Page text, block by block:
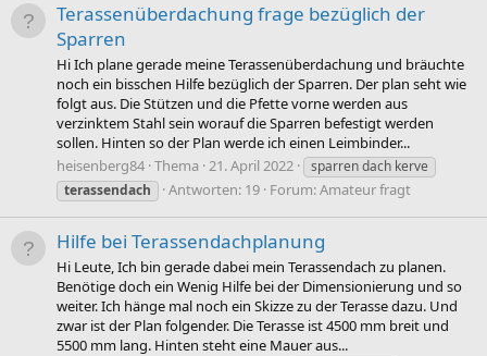
Terassenüberdachung frage bezüglich der
Sparren
Hi Ich plane gerade meine Terassenüberdachung und bräuchte
noch ein bisschen Hilfe bezüglich der Sparren. Der plan seht wie
folgt aus. Die Stützen und die Pfette vorne werden aus
verzinktem Stahl sein worauf die Sparren befestigt werden
sollen. Hinten so der Plan werde ich einen Leimbinder...
heisenberg84 Thema 21. April 2022
sparren dach kerve
terassendach
Antworten: 19 Forum:Amateur fragt
Hilfe bei Terassendachplanung
Hi Leute, Ich bin gerade dabei mein Terassendach zu planen.
Benötige doch ein Wenig Hilfe bei der Dimensionierung und so
weiter. Ich hänge mal noch ein Skizze zu der Terasse dazu. Und
zwar ist der Plan folgender. Die Terasse ist 4500 mm breit und
5500 mm lang. Hinten steht eine Mauer aus...